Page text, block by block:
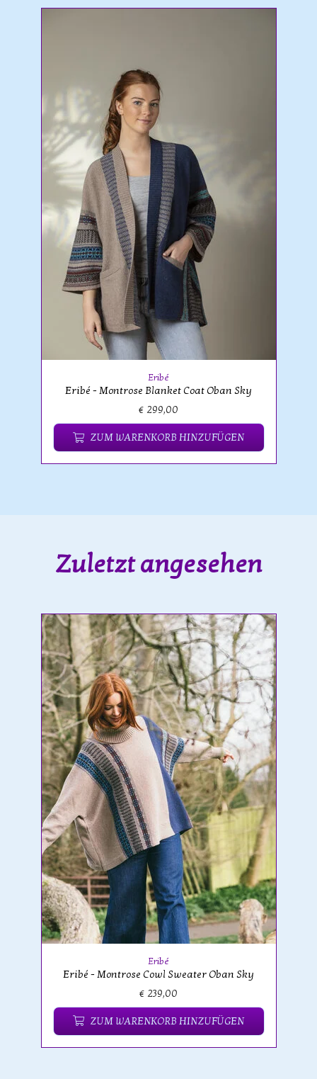
Eribé
Eribé - Montrose Blanket Coat Oban Sky
€ 299,00
ZUM WARENKORB HINZUFÜGEN
Zuletzt angesehen
Eribé
Eribé - Montrose Cowl Sweater Oban Sky
€ 239,00
ZUM WARENKORB HINZUFÜGEN